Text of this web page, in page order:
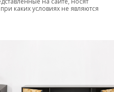
каких условиях не являются